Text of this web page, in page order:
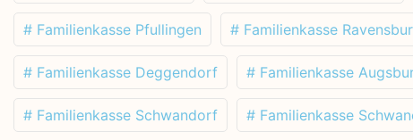
# Familienkasse Pfullingen # Familienkasse
# Familienkasse Deggendorf # Familienkasse
# Familienkasse Schwandorf # Familienkasse